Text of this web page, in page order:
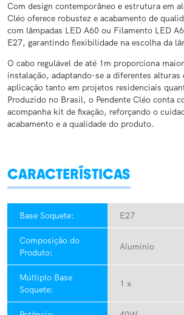
Com design contemporâneo e estrutura em
Cléo oferece robustez e acabamento de
com lâmpadas LED A60 ou Filamento LED
E27, garantindo flexibilidade na escolha da
O cabo regulável de até 1m proporciona
instalação, adaptando-se a diferentes alturas
aplicação tanto em projetos residenciais
Produzido no Brasil, o Pendente Cléo conta
acompanha kit de fixação, reforçando o
acabamento e a qualidade do produto.
CARACTERÍSTICAS
Base Soquete: E27
Composição do
Produto:
Alumínio
Múltiplo Base
Soquete:
1 x